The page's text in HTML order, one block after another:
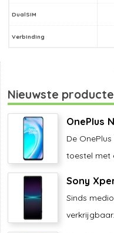
DualSIM
Verbinding
Nieuwste
OnePlus
De
toestel met
Sony
Sinds